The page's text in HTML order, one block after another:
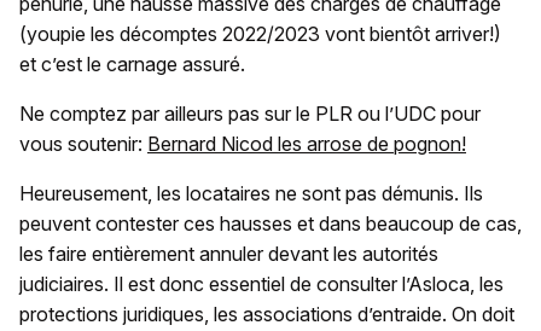
(youpie les décomptes 2022/2023 vont bientôt arriver!)
et c’est le carnage assuré.
Ne comptez par ailleurs pas sur le PLR ou l’UDC pour
vous soutenir: Bernard Nicod les arrose de pognon!
Heureusement, les locataires ne sont pas démunis. Ils
peuvent contester ces hausses et dans beaucoup de cas,
les faire entièrement annuler devant les autorités
judiciaires. Il est donc essentiel de consulter l’Asloca, les
protections juridiques, les associations d’entraide. On doit